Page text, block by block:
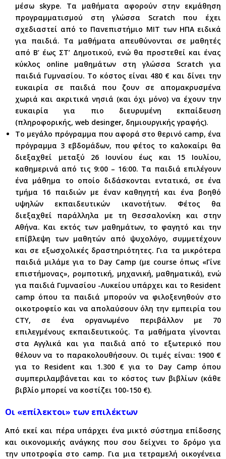
μέσω skype. Τα μαθήματα αφορούν στην εκμάθηση
προγραμματισμού στη γλώσσα Scratch που έχει
σχεδιαστεί από το Πανεπιστήμιο ΜΙΤ των ΗΠΑ ειδικά
για παιδιά. Τα μαθήματα απευθύνονται σε μαθητές
από Β’ έως ΣΤ’ Δημοτικού, ενώ θα προστεθεί και ένας
κύκλος online μαθημάτων στη γλώσσα Scratch για
παιδιά Γυμνασίου. Το κόστος είναι 480 € και δίνει την
ευκαιρία σε παιδιά που ζουν σε απομακρυσμένα
χωριά και ακριτικά νησιά (και όχι μόνο) να έχουν την
ευκαιρία για πιο διευρυμένη εκπαίδευση
(πληροφορικής, web desinger, δημιουργικής γραφής).
Το μεγάλο πρόγραμμα που αφορά στο θερινό camp, ένα
πρόγραμμα 3 εβδομάδων, που φέτος το καλοκαίρι θα
διεξαχθεί μεταξύ 26 Ιουνίου έως και 15 Ιουλίου,
καθημερινά από τις 9:00 – 16:00. Τα παιδιά επιλέγουν
ένα μάθημα το οποίο διδάσκονται εντατικά, σε ένα
τμήμα 16 παιδιών με έναν καθηγητή και ένα βοηθό
υψηλών εκπαιδευτικών ικανοτήτων. Φέτος θα
διεξαχθεί παράλληλα με τη Θεσσαλονίκη και στην
Αθήνα. Και εκτός των μαθημάτων, το φαγητό και την
επίβλεψη των μαθητών από ψυχολόγο, συμμετέχουν
και σε εξωσχολικές δραστηριότητες. Για τα μικρότερα
παιδιά μιλάμε για το Day Camp (με course όπως «Γίνε
επιστήμονας», ρομποτική, μηχανική, μαθηματικά), ενώ
για παιδιά Γυμνασίου -Λυκείου υπάρχει και το Resident
camp όπου τα παιδιά μπορούν να φιλοξενηθούν στο
οικοτροφείο και να απολαύσουν όλη την εμπειρία του
CTY, σε ένα οργανωμένο περιβάλλον με 70
επιλεγμένους εκπαιδευτικούς. Τα μαθήματα γίνονται
στα Αγγλικά και για παιδιά από το εξωτερικό που
θέλουν να το παρακολουθήσουν. Οι τιμές είναι: 1900 €
για το Resident και 1.300 € για το Day Camp όπου
συμπεριλαμβάνεται και το κόστος των βιβλίων (κάθε
βιβλίο μπορεί να κοστίζει 100-150 €).
Οι «επίλεκτοι» των επιλέκτων
Από εκεί και πέρα υπάρχει ένα μικτό σύστημα επίδοσης
και οικονομικής ανάγκης που σου δείχνει το δρόμο για
την υποτροφία στο camp. Για μια τετραμελή οικογένεια